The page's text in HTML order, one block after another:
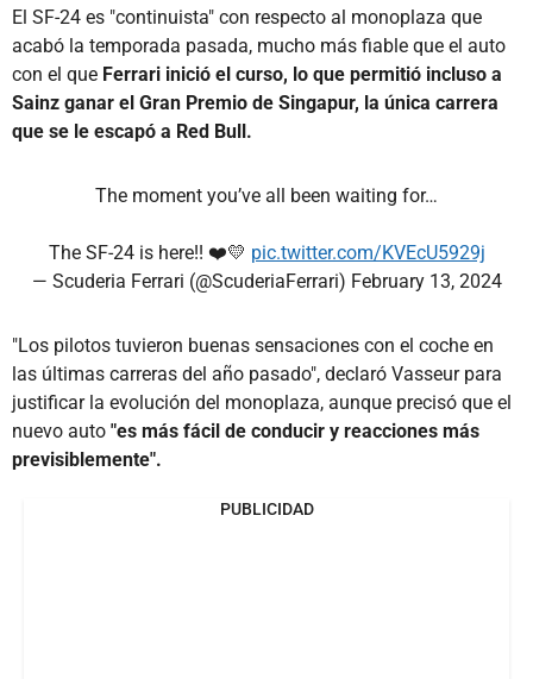
El SF-24 es "continuista" con respecto al monoplaza que
acabó la temporada pasada, mucho más fiable que el auto
con el que Ferrari inició el curso, lo que permitió incluso a
Sainz ganar el Gran Premio de Singapur, la única carrera
que se le escapó a Red Bull.
The moment you’ve all been waiting for…
The SF-24 is here!! ❤️💛 pic.twitter.com/KVEcU5929j
— Scuderia Ferrari (@ScuderiaFerrari) February 13, 2024
"Los pilotos tuvieron buenas sensaciones con el coche en
las últimas carreras del año pasado", declaró Vasseur para
justificar la evolución del monoplaza, aunque precisó que el
nuevo auto "es más fácil de conducir y reacciones más
previsiblemente".
PUBLICIDAD